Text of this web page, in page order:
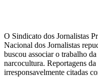
O Sindicato dos Jornalistas
Nacional dos Jornalistas
buscou associar o trabalho
narcocultura. Reportagens
irresponsavelmente citadas